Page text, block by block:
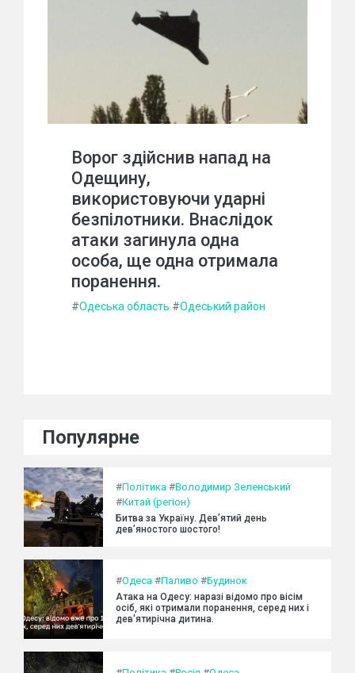
Ворог здійснив напад на
Одещину,
використовуючи ударні
безпілотники. Внаслідок
атаки загинула одна
особа, ще одна отримала
поранення.
#Одеська область #Одеський район
Популярне
#Політика #Володимир Зеленський
#Китай (регіон)
Битва за Україну. Дев’ятий день
дев’яностого шостого!
#Одеса #Паливо #Будинок
Атака на Одесу: наразі відомо про вісім
осіб, які отримали поранення, серед них і
дев'ятирічна дитина.